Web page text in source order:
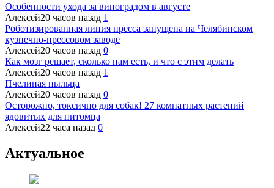
Особенности ухода за виноградом в августе
Алексей20 часов назад 1
Роботизированная линия пресса запущена на Челябинском
кузнечно-прессовом заводе
Алексей20 часов назад 0
Как мозг решает, сколько нам есть, и что с этим делать
Алексей20 часов назад 1
Пчелиная пыльца
Алексей20 часов назад 0
Осторожно, токсично для собак! 27 комнатных растений
ядовитых для питомца
Алексей22 часа назад 0
Актуальное